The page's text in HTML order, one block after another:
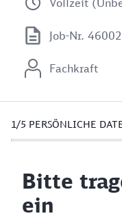
Vollzeit
Job-Nr.
Fachkraft
1/5 PERSÖNLICHE
Bitte
ein